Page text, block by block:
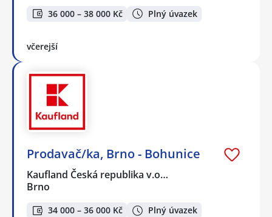
36 000 – 38 000 Kč Plný úvazek
včerejší
Prodavač/ka, Brno - Bohunice
Kaufland Česká republika v.o…
Brno
34 000 – 36 000 Kč Plný úvazek